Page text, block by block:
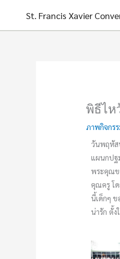
content
St. Francis Xavier
พิธีไห
ภาพกิจกร
วันพฤหัส
แผนกปฐ
พระคุณข
คุณครู โ
นี้เด็กๆ
น่ารัก ตั้ง